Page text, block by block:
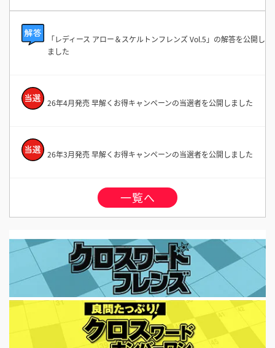
「レディース アロー＆スケルトンフレンズ Vol.5」の解答を公開し
ました
26年4月発売 早解くお得キャンペーンの当選者を公開しました
26年3月発売 早解くお得キャンペーンの当選者を公開しました
一覧へ